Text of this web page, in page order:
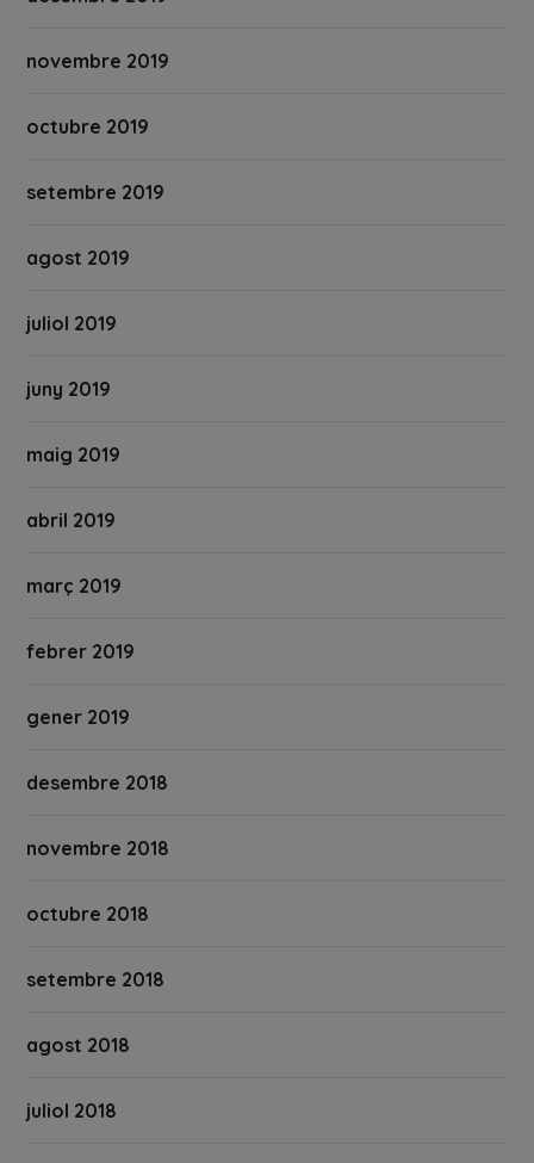
novembre 2019
octubre 2019
setembre 2019
agost 2019
juliol 2019
juny 2019
maig 2019
abril 2019
març 2019
febrer 2019
gener 2019
desembre 2018
novembre 2018
octubre 2018
setembre 2018
agost 2018
juliol 2018